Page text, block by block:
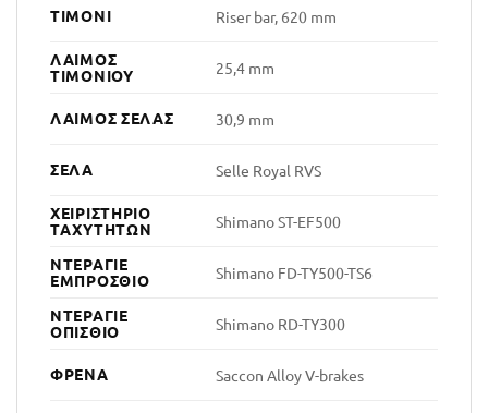
ΤΙΜΌΝΙ Riser bar, 620 mm
ΛΑΙΜΌΣ
ΤΙΜΟΝΙΟΎ
25,4 mm
ΛΑΙΜΌΣ ΣΈΛΑΣ 30,9 mm
ΣΈΛΑ Selle Royal RVS
ΧΕΙΡΙΣΤΉΡΙΟ
ΤΑΧΥΤΉΤΩΝ
Shimano ST-EF500
ΝΤΕΡΑΓΙΈ
ΕΜΠΡΌΣΘΙΟ
Shimano FD-TY500-TS6
ΝΤΕΡΑΓΙΈ
ΟΠΊΣΘΙΟ
Shimano RD-TY300
ΦΡΈΝΑ Saccon Alloy V-brakes